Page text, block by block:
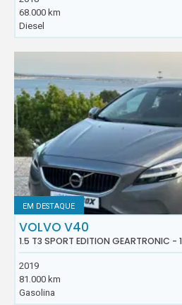
68.000 km
Diesel
EM DESTAQUE
VOLVO V40
1.5 T3 SPORT EDITION GEARTRONIC -
2019
81.000 km
Gasolina